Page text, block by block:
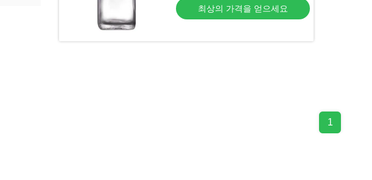
최상의 가격을 얻으세요
1